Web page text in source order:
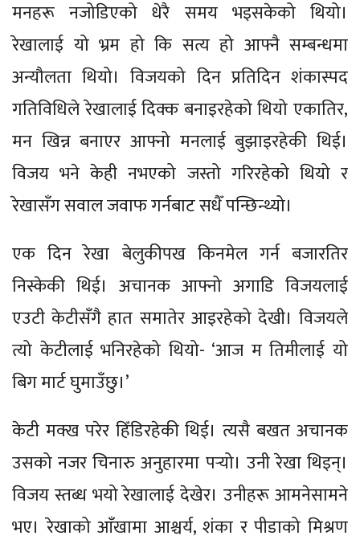
मनहरू नजोडिएको धेरै समय भइसकेको थियो।
रेखालाई यो भ्रम हो कि सत्य हो आफ्नै सम्बन्धमा
अन्यौलता थियो। विजयको दिन प्रतिदिन शंकास्पद
गतिविधिले रेखालाई दिक्क बनाइरहेको थियो एकातिर,
मन खिन्न बनाएर आफ्नो मनलाई बुझाइरहेकी थिई।
विजय भने केही नभएको जस्तो गरिरहेको थियो र
रेखासँग सवाल जवाफ गर्नबाट सधैँ पन्छिन्थ्यो।
एक दिन रेखा बेलुकीपख किनमेल गर्न बजारतिर
निस्केकी थिई। अचानक आफ्नो अगाडि विजयलाई
एउटी केटीसँगै हात समातेर आइरहेको देखी। विजयले
त्यो केटीलाई भनिरहेको थियो- ‘आज म तिमीलाई यो
बिग मार्ट घुमाउँछु।’
केटी मक्ख परेर हिँडिरहेकी थिई। त्यसै बखत अचानक
उसको नजर चिनारु अनुहारमा पर्‍यो। उनी रेखा थिइन्।
विजय स्तब्ध भयो रेखालाई देखेर। उनीहरू आमनेसामने
भए। रेखाको आँखामा आश्चर्य, शंका र पीडाको मिश्रण